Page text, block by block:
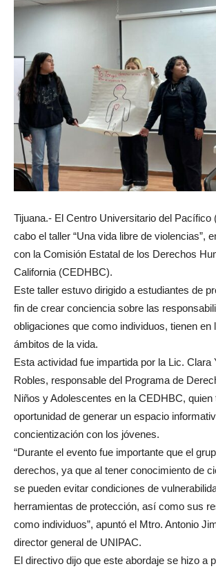
Tijuana.- El Centro Universitario del Pacífico
cabo el taller “Una vida libre de violencias”,
con la Comisión Estatal de los Derechos
California (CEDHBC).
Este taller estuvo dirigido a estudiantes de
fin de crear conciencia sobre las
obligaciones que como individuos, tienen en
ámbitos de la vida.
Esta actividad fue impartida por la Lic. Clara
Robles, responsable del Programa de
Niños y Adolescentes en la CEDHBC, quien
oportunidad de generar un espacio
concientización con los jóvenes.
“Durante el evento fue importante que el
derechos, ya que al tener conocimiento de
se pueden evitar condiciones de
herramientas de protección, así como sus
como individuos”, apuntó el Mtro. Antonio
director general de UNIPAC.
El directivo dijo que este abordaje se hizo a